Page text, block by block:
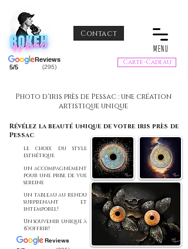
Reviews
5/5
(295)
Contact
MENU
Carte-Cadeau
Photo d'iris près de Pessac : une création
artistique unique
Révélez la beauté unique de votre iris près de
Pessac
le choix du style
esthétique
un accompagnement
pour une prise de vue
sereine
un tableau au rendu
surprenant et
intemporel!
Un souvenir unique à
(s')offrir!
Reviews